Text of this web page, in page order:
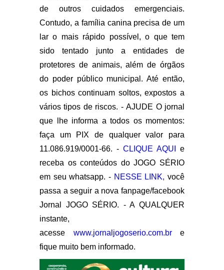
de outros cuidados emergenciais.
Contudo, a família canina precisa de um
lar o mais rápido possível, o que tem
sido tentado junto a entidades de
protetores de animais, além de órgãos
do poder público municipal. Até então,
os bichos continuam soltos, expostos a
vários tipos de riscos. - AJUDE O jornal
que lhe informa a todos os momentos:
faça um PIX de qualquer valor para
11.086.919/0001-66. - CLIQUE AQUI
e
receba os conteúdos do JOGO SÉRIO
em seu whatsapp. - NESSE LINK, você
passa a seguir a nova fanpage/facebook
Jornal JOGO SÉRIO. - A QUALQUER
instante,
acesse www.jornaljogoserio.com.bre
fique muito bem informado.